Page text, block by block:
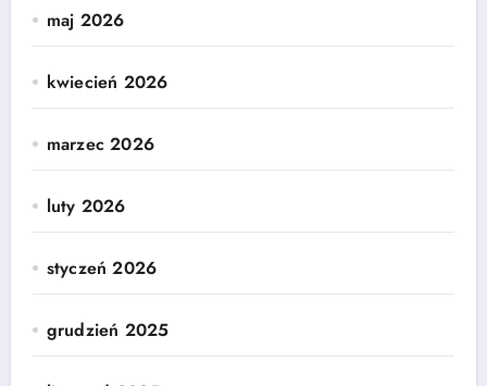
maj 2026
kwiecień 2026
marzec 2026
luty 2026
styczeń 2026
grudzień 2025